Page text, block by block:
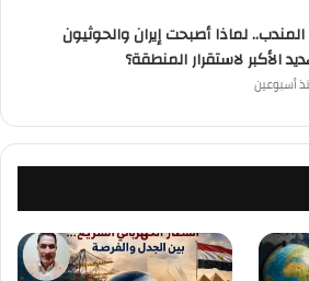
لماذا أصبحت إيران والحوثيون
الأكبر لاستقرار المنطقة؟
أسبوعين